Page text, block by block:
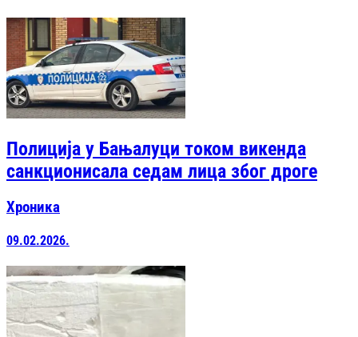
Полиција у Бањалуци током викенда
санкционисала седам лица због дроге
Хроника
09.02.2026.